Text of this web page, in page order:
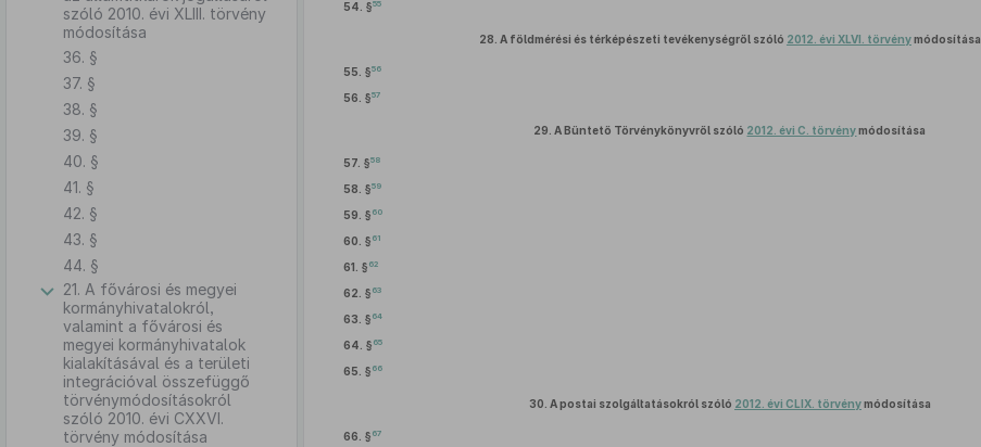
szóló 2010. évi XLIII. törvény
módosítása
36. §
37. §
38. §
39. §
40. §
41. §
42. §
43. §
44. §
21. A fővárosi és megyei
kormányhivatalokról,
valamint a fővárosi és
megyei kormányhivatalok
kialakításával és a területi
integrációval összefüggő
törvénymódosításokról
szóló 2010. évi CXXVI.
törvény módosítása
54. §55
28. A földmérési és térképészeti tevékenységről szóló 2012. évi XLVI. törvénymódosítása
55. §56
56. §57
29. A Büntető Törvénykönyvről szóló 2012. évi C. törvénymódosítása
57. §58
58. §59
59. § 60
60. § 61
61. § 62
62. § 63
63. § 64
64. § 65
65. § 66
30. A postai szolgáltatásokról szóló 2012. évi CLIX. törvénymódosítása
66. § 67